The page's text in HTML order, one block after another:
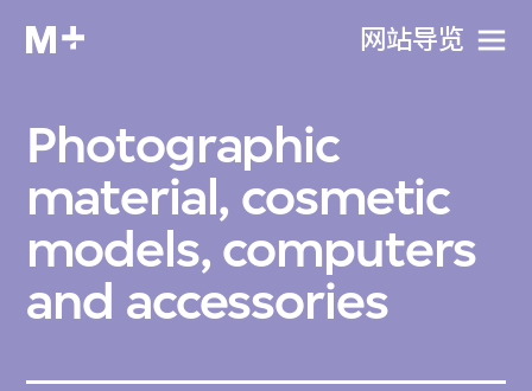
网站导览
Photographic
material, cosmetic
models, computers
and accessories